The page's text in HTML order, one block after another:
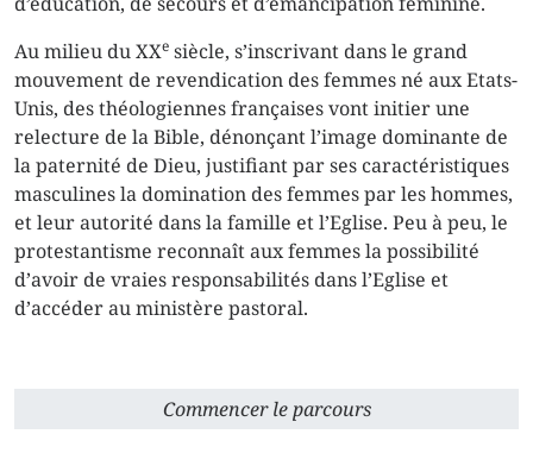
Au milieu du XXe siècle, s’inscrivant dans le grand
mouvement de revendication des femmes né aux Etats-
Unis, des théologiennes françaises vont initier une
relecture de la Bible, dénonçant l’image dominante de
la paternité de Dieu, justifiant par ses caractéristiques
masculines la domination des femmes par les hommes,
et leur autorité dans la famille et l’Eglise. Peu à peu, le
protestantisme reconnaît aux femmes la possibilité
d’avoir de vraies responsabilités dans l’Eglise et
d’accéder au ministère pastoral.
Commencer le parcours